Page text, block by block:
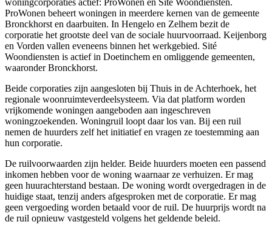
woningcorporaties actief: ProWonen en Sité Woondiensten.
ProWonen beheert woningen in meerdere kernen van de gemeente
Bronckhorst en daarbuiten. In Hengelo en Zelhem bezit de
corporatie het grootste deel van de sociale huurvoorraad. Keijenborg
en Vorden vallen eveneens binnen het werkgebied. Sité
Woondiensten is actief in Doetinchem en omliggende gemeenten,
waaronder Bronckhorst.
Beide corporaties zijn aangesloten bij Thuis in de Achterhoek, het
regionale woonruimteverdeelsysteem. Via dat platform worden
vrijkomende woningen aangeboden aan ingeschreven
woningzoekenden. Woningruil loopt daar los van. Bij een ruil
nemen de huurders zelf het initiatief en vragen ze toestemming aan
hun corporatie.
De ruilvoorwaarden zijn helder. Beide huurders moeten een passend
inkomen hebben voor de woning waarnaar ze verhuizen. Er mag
geen huurachterstand bestaan. De woning wordt overgedragen in de
huidige staat, tenzij anders afgesproken met de corporatie. Er mag
geen vergoeding worden betaald voor de ruil. De huurprijs wordt na
de ruil opnieuw vastgesteld volgens het geldende beleid.